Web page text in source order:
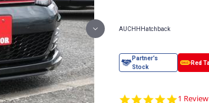
AUCHH Hatchback
5.0
1 Review